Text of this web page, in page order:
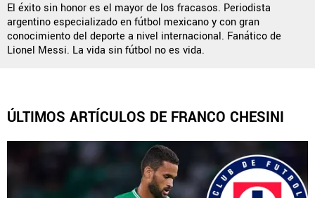
con información destinada a los fans del Club.
Esta sección no tiene relación alguna con el Club. Para visitar
el sitio oficialhaz click aquí
Términos y Condiciones
Políticas de Privacidad
El éxito sin honor es el mayor de los fracasos. Periodista
argentino especializado en fútbol mexicano y con gran
conocimiento del deporte a nivel internacional. Fanático de
Lionel Messi. La vida sin fútbol no es vida.
ÚLTIMOS ARTÍCULOS DE FRANCO CHESINI